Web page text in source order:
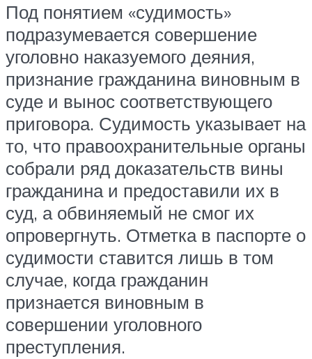
Под понятием «судимость»
подразумевается совершение
уголовно наказуемого деяния,
признание гражданина виновным в
суде и вынос соответствующего
приговора. Судимость указывает на
то, что правоохранительные органы
собрали ряд доказательств вины
гражданина и предоставили их в
суд, а обвиняемый не смог их
опровергнуть. Отметка в паспорте о
судимости ставится лишь в том
случае, когда гражданин
признается виновным в
совершении уголовного
преступления.